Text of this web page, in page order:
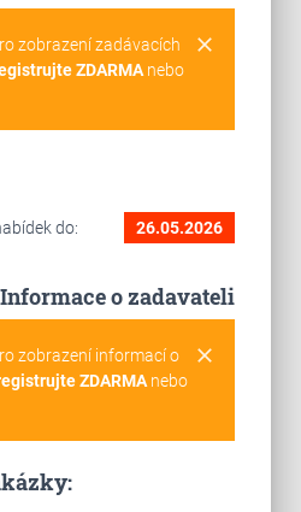
clear
zobrazení zadávacích
ZDARMAnebo
do: 26.05.2026
Informace o zadavateli
clear
zobrazení informací o
ZDARMAnebo